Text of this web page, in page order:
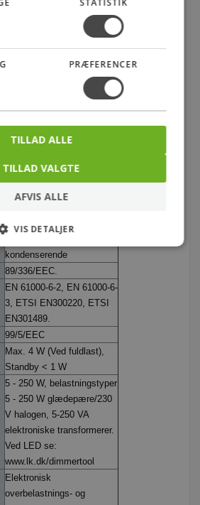
sparepære, hvis disse er
denne lysdæmper.
på underlag 503R6410,
dåser dog ikke PL 35/16 mm.
til programmeringsknapperne
afdækning afmonteres.
universal og kan dæmpe
jernkerne-og elektroniske
ikke samtidig. På bagsiden
mellemledning til andre
kondenserende
89/336/EEC.
EN 61000-6-2, EN 61000-6-
3, ETSI EN300220, ETSI
EN301489.
99/5/EEC
Max. 4 W (Ved fuldlast),
Standby < 1 W
5 - 250 W, belastningstyper
5 - 250 W glædepære/230
V halogen, 5-250 VA
elektroniske transformerer.
Ved LED se:
www.lk.dk/dimmertool
Elektronisk
overbelastnings- og
STATISTIK
PRÆFERENCER
TILLAD VALGTE
TILLAD ALLE
AFVIS ALLE
VIS DETALJER